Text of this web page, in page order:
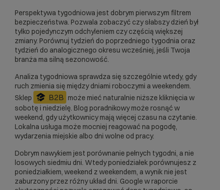
Perspektywa tygodniowa jest dobrym pierwszym filtrem
bezpieczeństwa. Pozwala zobaczyć czy słabszy dzień był
tylko pojedynczym odchyleniem czy częścią większej
zmiany. Porównuj tydzień do poprzedniego tygodnia oraz
tydzień do analogicznego okresu wcześniej, jeśli Twoja
branża ma silną sezonowość.
Analiza tygodniowa sprawdza się szczególnie wtedy, gdy
ruch zmienia się między dniami roboczymi a weekendem.
Sklep
B2B może mieć naturalnie niższe kliknięcia w
sobotę i niedzielę. Blog poradnikowy może rosnąć w
weekend, gdy użytkownicy mają więcej czasu na czytanie.
Lokalna usługa może mocniej reagować na pogodę,
wydarzenia miejskie albo dni wolne od pracy.
Dobrym nawykiem jest porównanie pełnych tygodni, a nie
losowych siedmiu dni. Wtedy poniedziałek porównujesz z
poniedziałkiem, weekend z weekendem, a wynik nie jest
zaburzony przez różny układ dni. Google w raporcie